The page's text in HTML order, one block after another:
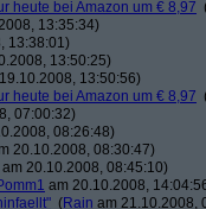
heute bei Amazon um € 8,97
13:35:34)
13:38:01)
13:50:25)
13:50:56)
heute bei Amazon um € 8,97
07:00:32)
08:26:48)
20.10.2008, 08:30:47)
am 20.10.2008, 08:45:10)
am 20.10.2008,
(Rain am 21.10.2008,